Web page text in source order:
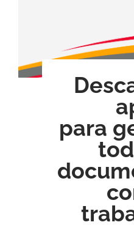
para